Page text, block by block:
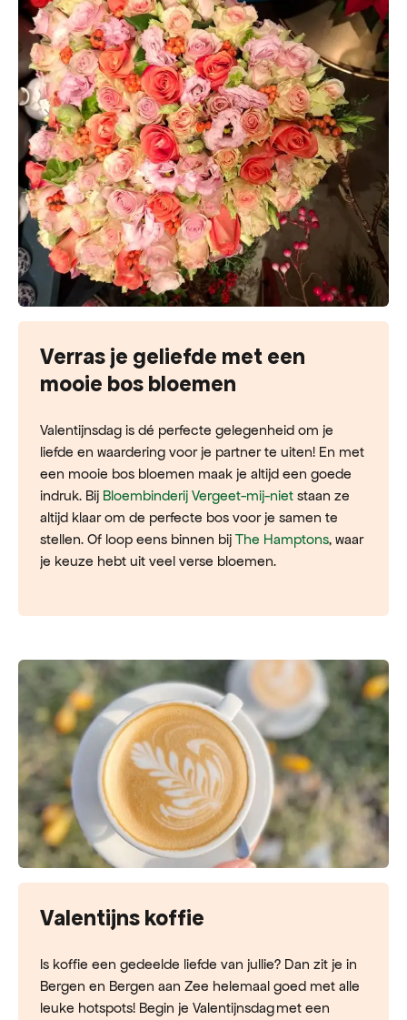
Verras je geliefde met een
mooie bos bloemen
Valentijnsdag is dé perfecte gelegenheid om je
liefde en waardering voor je partner te uiten! En met
een mooie bos bloemen maak je altijd een goede
indruk. Bij Bloembinderij Vergeet-mij-niet staan ze
altijd klaar om de perfecte bos voor je samen te
stellen. Of loop eens binnen bij The Hamptons, waar
je keuze hebt uit veel verse bloemen.
Valentijns koffie
Is koffie een gedeelde liefde van jullie? Dan zit je in
Bergen en Bergen aan Zee helemaal goed met alle
leuke hotspots! Begin je Valentijnsdag met een